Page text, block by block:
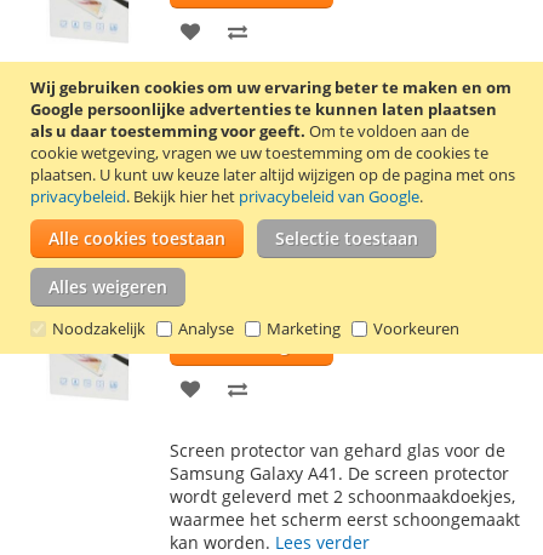
Wij gebruiken cookies om uw ervaring beter te maken en om
Google persoonlijke advertenties te kunnen laten plaatsen
als u daar toestemming voor geeft. Om te voldoen aan de
cookie wetgeving, vragen we uw toestemming om de cookies te
plaatsen. U kunt uw keuze later altijd wijzigen op de pagina met ons
privacybeleid. Bekijk hier het privacybeleid van Google.
Alle cookies toestaan Selectie toestaan
Alles weigeren
Noodzakelijk Analyse Marketing Voorkeuren
VOEG
AAN
VERLANGLIJST
TE
VERGELIJKEN
Screen protector van gehard glas voor de
Samsung Galaxy A72. De screen protector
wordt geleverd met 2 schoonmaakdoekjes,
waarmee het scherm eerst schoongemaakt
kan worden.Lees verder
Samsung Galaxy A41 glas screen protector
€ 5,99
Incl. 21% BTW
In Winkelwagen
VOEG
AAN
VERLANGLIJST
TE
VERGELIJKEN
Screen protector van gehard glas voor de
Samsung Galaxy A41. De screen protector
wordt geleverd met 2 schoonmaakdoekjes,
waarmee het scherm eerst schoongemaakt
kan worden. Lees verder